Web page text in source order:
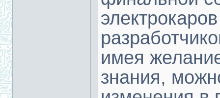
имея
знания,